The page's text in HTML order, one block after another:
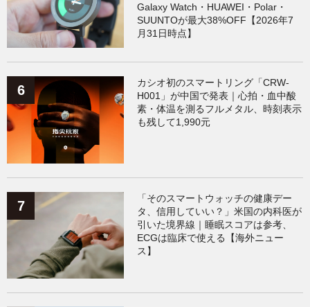
Galaxy Watch・HUAWEI・Polar・
SUUNTOが最大38%OFF【2026年7
月31日時点】
カシオ初のスマートリング「CRW-
H001」が中国で発表｜心拍・血中酸
素・体温を測るフルメタル、時刻表示
も残して1,990元
「そのスマートウォッチの健康デー
タ、信用していい？」米国の内科医が
引いた境界線｜睡眠スコアは参考、
ECGは臨床で使える【海外ニュー
ス】